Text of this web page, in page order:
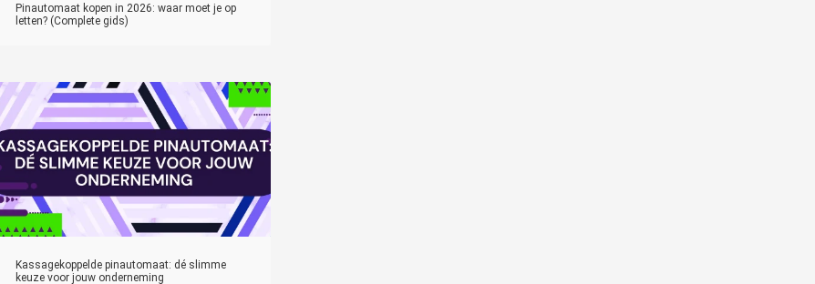
Pinautomaat kopen in 2026: waar moet je op
letten? (Complete gids)
Kassagekoppelde pinautomaat: dé slimme
keuze voor jouw onderneming